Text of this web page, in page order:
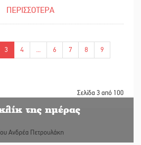
ΠΕΡΙΣΣΟΤΕΡΑ
3 4 ... 6 7 8
9
Σελίδα 3 από 100
της ημέρας
Ανδρέα Πετρουλάκη